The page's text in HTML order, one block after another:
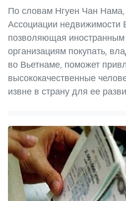
По словам Нгуен Чан Нама,
Ассоциации недвижимости
позволяющая
организациям покупать,
во Вьетнаме, поможет
высококачественные
извне в страну для ее